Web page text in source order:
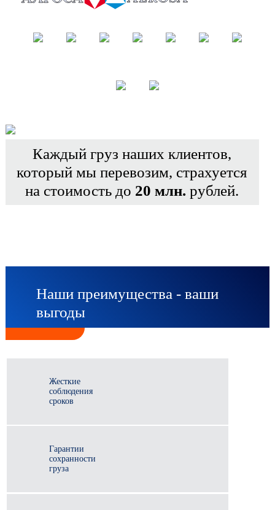
Каждый груз наших клиентов,
который мы перевозим, страхуется
на стоимость до 20 млн. рублей.
Наши преимущества - ваши
выгоды
Жесткие
соблюдения
сроков
Гарантии
сохранности
груза